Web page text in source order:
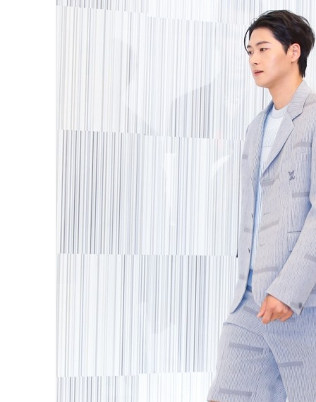
AI Native Enterprise를 지원하는 AI Ready Data 플랫폼 활용 전략